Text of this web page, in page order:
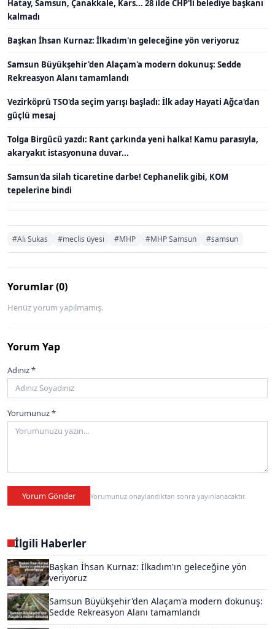
Hatay, Samsun, Çanakkale, Kars... 28 ilde CHP'li belediye başkanı
kalmadı
Başkan İhsan Kurnaz: İlkadım'ın geleceğine yön veriyoruz
Samsun Büyükşehir'den Alaçam'a modern dokunuş: Sedde
Rekreasyon Alanı tamamlandı
Vezirköprü TSO'da seçim yarışı başladı: İlk aday Hayati Ağca'dan
güçlü mesaj
Tolga Birgücü yazdı: Rant çarkında yeni halka! Kamu parasıyla,
akaryakıt istasyonuna duvar...
Samsun'da silah ticaretine darbe! Cephanelik gibi, KOM
tepelerine bindi
#Ali Sukas #meclis üyesi #MHP #MHP Samsun #samsun
Yorumlar (0)
Henüz yorum yapılmamış.
Yorum Yap
Adınız *
Yorumunuz *
Yorum Gönder Yorumunuz onaylandıktan sonra yayınlanacaktır.
İlgili Haberler
Başkan İhsan Kurnaz: İlkadım'ın geleceğine yön
veriyoruz
Samsun Büyükşehir'den Alaçam'a modern dokunuş:
Sedde Rekreasyon Alanı tamamlandı